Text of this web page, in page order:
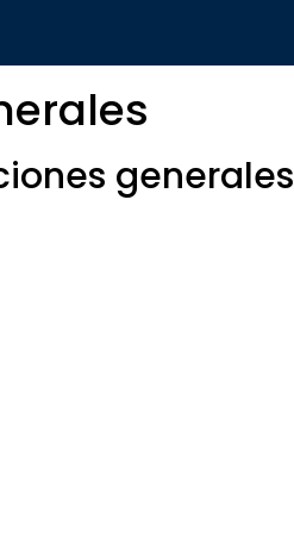
generales